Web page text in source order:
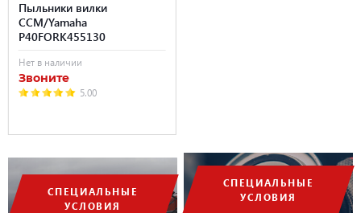
СПЕЦИАЛЬНЫЕ
УСЛОВИЯ
СПЕЦИАЛЬНЫЕ
УСЛОВИЯ
Пыльники вилки
CCM/Yamaha
P40FORK455130
Нет в наличии
Звоните
5.00